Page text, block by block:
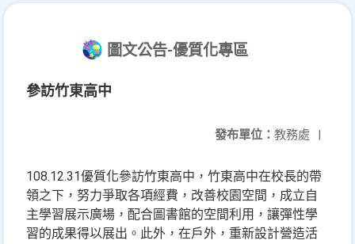
圖文公告-優質化專區
參訪竹東高中
發布單位： 教務處 |
108.12.31優質化參訪竹東高中，竹東高中在校長的帶
領之下，努力爭取各項經費，改善校園空間，成立自
主學習展示廣場，配合圖書館的空間利用，讓彈性學
習的成果得以展出。此外，在戶外，重新設計營造活